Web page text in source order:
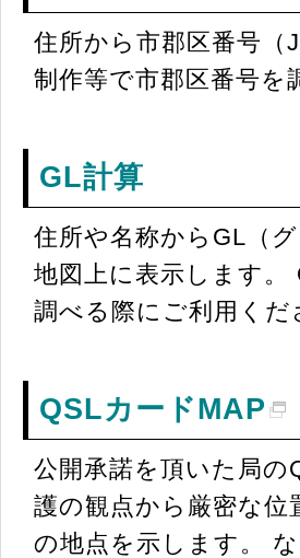
住所から市郡区番号
制作等で市郡区番号
GL計算
住所や名称からGL（
地図上に表示します
調べる際にご利用くだ
QSLカードMAP
公開承諾を頂いた局
護の観点から厳密な
の地点を示します。